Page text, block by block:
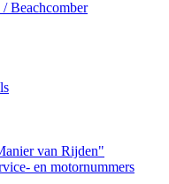
Beachcomber
van Rijden"
en motornummers